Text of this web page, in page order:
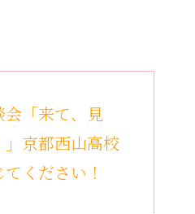
会「来て、見
」京都西山高校
ください！